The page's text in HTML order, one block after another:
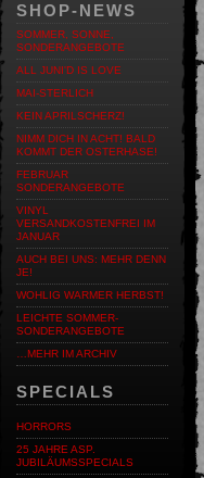
SHOP-NEWS
SOMMER, SONNE,
SONDERANGEBOTE
ALL JUNI'D IS LOVE
MAI-STERLICH
KEIN APRILSCHERZ!
NIMM DICH IN ACHT! BALD
KOMMT DER OSTERHASE!
FEBRUAR
SONDERANGEBOTE
VINYL
VERSANDKOSTENFREI IM
JANUAR
AUCH BEI UNS: MEHR DENN
JE!
WOHLIG WARMER HERBST!
LEICHTE SOMMER-
SONDERANGEBOTE
…MEHR IM ARCHIV
SPECIALS
HORRORS
25 JAHRE ASP.
JUBILÄUMSSPECIALS